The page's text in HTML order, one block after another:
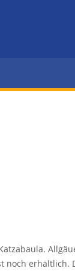
noch